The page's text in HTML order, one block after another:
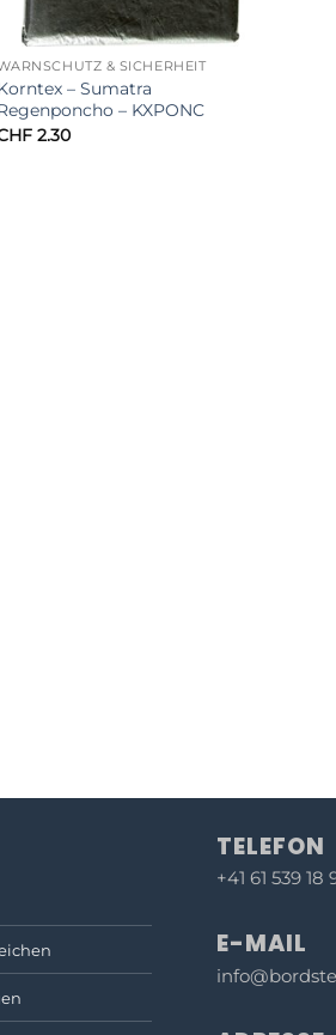
& SICHERHEIT
– Sumatra
– KXPONC
2.30
TELEFON
+41 61 539 18
E-MAIL